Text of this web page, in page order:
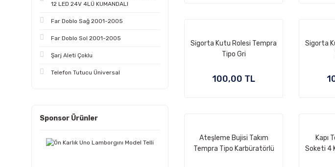
12 LED 24V 4LÜ KUMANDALI
Far Doblo Sağ 2001-2005
Far Doblo Sol 2001-2005
Şarj Aleti Çoklu
Telefon Tutucu Üniversal
Sponsor Ürünler
Sigorta Kutu Rolesi Tempra
Tipo Gri
100,00 TL
Sigorta
Ateşleme Bujisi Takım
Tempra Tipo Karbüratörlü
Kapı
Soketi 4